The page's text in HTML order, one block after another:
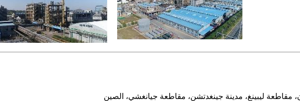
مقاطعة ليبينغ، مدينة جينغدتشن، مقاطعة جيانغشي، الصين